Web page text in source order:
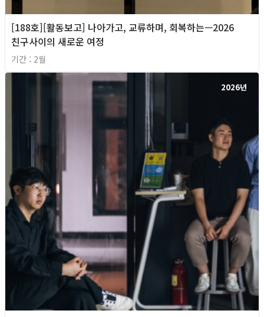
[188호][활동보고] 나아가고, 교류하며, 회복하는—2026
친구사이의 새로운 여정
기간 : 2월
2026년